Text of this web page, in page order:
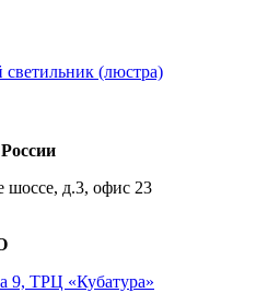
(люстра)
шоссе, д.3, офис 23
9, ТРЦ «Кубатура»